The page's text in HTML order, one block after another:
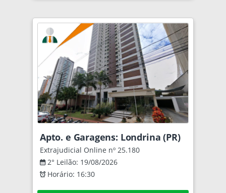
Apto. e Garagens: Londrina (PR)
Extrajudicial Online nº 25.180
2° Leilão: 19/08/2026
Horário: 16:30